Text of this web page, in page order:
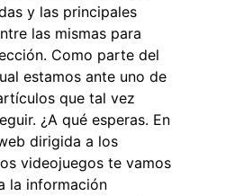
y las principales
las mismas para
Como parte del
estamos ante uno de
que tal vez
¿A qué esperas. En
dirigida a los
videojuegos te vamos
la información